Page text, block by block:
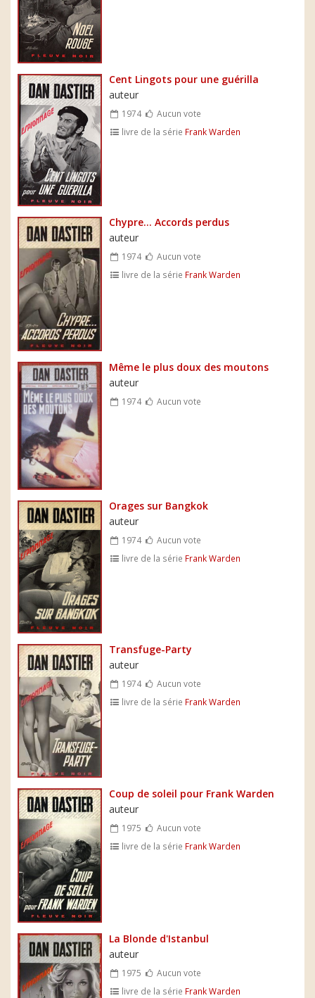
Cent Lingots pour une guérilla
auteur
1974
Aucun vote
livre de la série Frank Warden
Chypre... Accords perdus
auteur
1974
Aucun vote
livre de la série Frank Warden
Même le plus doux des moutons
auteur
1974 Aucun vote
Orages sur Bangkok
auteur
1974
Aucun vote
livre de la série Frank Warden
Transfuge-Party
auteur
1974
Aucun vote
livre de la série Frank Warden
Coup de soleil pour Frank Warden
auteur
1975
Aucun vote
livre de la série Frank Warden
La Blonde d'Istanbul
auteur
1975
Aucun vote
livre de la série Frank Warden